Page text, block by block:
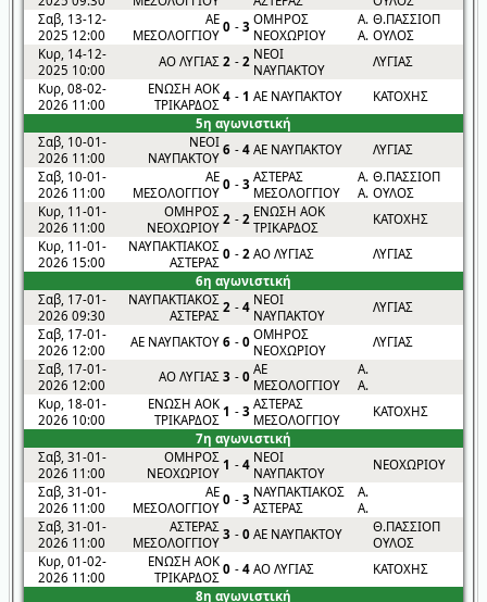
Σαβ, 13-12-
2025 12:00
ΑΕ
ΜΕΣΟΛΟΓΓΙΟΥ
0 - 3 ΟΜΗΡΟΣ
ΝΕΟΧΩΡΙΟΥ
Α.
Α.
Θ.ΠΑΣΣΙΟΠ
ΟΥΛΟΣ
Κυρ, 14-12-
2025 10:00
ΑΟ ΛΥΓΙΑΣ 2 - 2 ΝΕΟΙ
ΝΑΥΠΑΚΤΟΥ
ΛΥΓΙΑΣ
Κυρ, 08-02-
2026 11:00
ΕΝΩΣΗ ΑΟΚ
ΤΡΙΚΑΡΔΟΣ
4 - 1 ΑΕ ΝΑΥΠΑΚΤΟΥ
ΚΑΤΟΧΗΣ
5η αγωνιστική
Σαβ, 10-01-
2026 11:00
ΝΕΟΙ
ΝΑΥΠΑΚΤΟΥ
6 - 4 ΑΕ ΝΑΥΠΑΚΤΟΥ
ΛΥΓΙΑΣ
Σαβ, 10-01-
2026 11:00
ΑΕ
ΜΕΣΟΛΟΓΓΙΟΥ
0 - 3 ΑΣΤΕΡΑΣ
ΜΕΣΟΛΟΓΓΙΟΥ
Α.
Α.
Θ.ΠΑΣΣΙΟΠ
ΟΥΛΟΣ
Κυρ, 11-01-
2026 11:00
ΟΜΗΡΟΣ
ΝΕΟΧΩΡΙΟΥ
2 - 2 ΕΝΩΣΗ ΑΟΚ
ΤΡΙΚΑΡΔΟΣ
ΚΑΤΟΧΗΣ
Κυρ, 11-01-
2026 15:00
ΝΑΥΠΑΚΤΙΑΚΟΣ
ΑΣΤΕΡΑΣ
0 - 2 ΑΟ ΛΥΓΙΑΣ
ΛΥΓΙΑΣ
6η αγωνιστική
Σαβ, 17-01-
2026 09:30
ΝΑΥΠΑΚΤΙΑΚΟΣ
ΑΣΤΕΡΑΣ
2 - 4 ΝΕΟΙ
ΝΑΥΠΑΚΤΟΥ
ΛΥΓΙΑΣ
Σαβ, 17-01-
2026 12:00
ΑΕ ΝΑΥΠΑΚΤΟΥ 6 - 0 ΟΜΗΡΟΣ
ΝΕΟΧΩΡΙΟΥ
ΛΥΓΙΑΣ
Σαβ, 17-01-
2026 12:00
ΑΟ ΛΥΓΙΑΣ 3 - 0 ΑΕ
ΜΕΣΟΛΟΓΓΙΟΥ
Α.
Α.
Κυρ, 18-01-
2026 10:00
ΕΝΩΣΗ ΑΟΚ
ΤΡΙΚΑΡΔΟΣ
1 - 3 ΑΣΤΕΡΑΣ
ΜΕΣΟΛΟΓΓΙΟΥ
ΚΑΤΟΧΗΣ
7η αγωνιστική
Σαβ, 31-01-
2026 11:00
ΟΜΗΡΟΣ
ΝΕΟΧΩΡΙΟΥ
1 - 4 ΝΕΟΙ
ΝΑΥΠΑΚΤΟΥ
ΝΕΟΧΩΡΙΟΥ
Σαβ, 31-01-
2026 11:00
ΑΕ
ΜΕΣΟΛΟΓΓΙΟΥ
0 - 3 ΝΑΥΠΑΚΤΙΑΚΟΣ
ΑΣΤΕΡΑΣ
Α.
Α.
Σαβ, 31-01-
2026 11:00
ΑΣΤΕΡΑΣ
ΜΕΣΟΛΟΓΓΙΟΥ
3 - 0 ΑΕ ΝΑΥΠΑΚΤΟΥ
Θ.ΠΑΣΣΙΟΠ
ΟΥΛΟΣ
Κυρ, 01-02-
2026 11:00
ΕΝΩΣΗ ΑΟΚ
ΤΡΙΚΑΡΔΟΣ
0 - 4 ΑΟ ΛΥΓΙΑΣ
ΚΑΤΟΧΗΣ
8η αγωνιστική